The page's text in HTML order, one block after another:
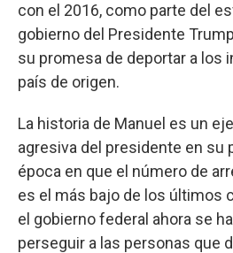
con el 2016, como parte del
gobierno del Presidente
su promesa de deportar a los
país de origen.
La historia de Manuel es un
agresiva del presidente en su
época en que el número de
es el más bajo de los últimos
el gobierno federal ahora se
perseguir a las personas que